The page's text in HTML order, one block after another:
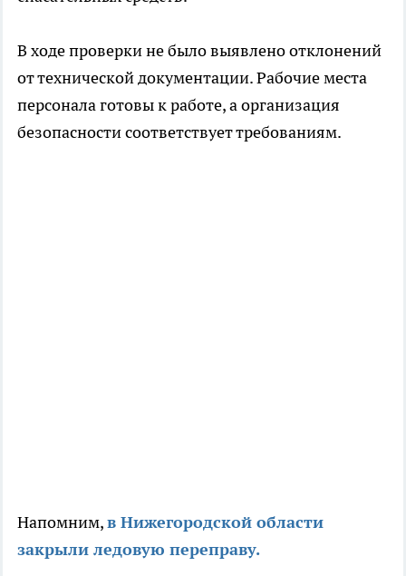
В ходе проверки не было выявлено отклонений
от технической документации. Рабочие места
персонала готовы к работе, а организация
безопасности соответствует требованиям.
Напомним,в Нижегородской области
закрыли ледовую переправу.